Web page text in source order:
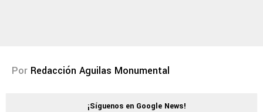
Por Redacción Aguilas Monumental
¡Síguenos en Google News!